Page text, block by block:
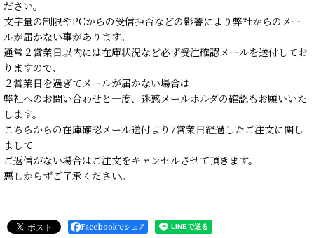
ださい。
文字量の制限やPCからの受信拒否などの影響により弊社からのメー
ルが届かない事があります。
通常２営業日以内には在庫状況など必ず受注確認メールを送付してお
りますので、
２営業日を過ぎてメールが届かない場合は
弊社へのお問い合わせと一度、迷惑メールホルダの確認もお願いいた
します。
こちらからの在庫確認メール送付より7営業日経過したご注文に関し
まして
ご返信がない場合はご注文をキャンセルさせて頂きます。
悪しからずご了承ください。
Facebookでシェア